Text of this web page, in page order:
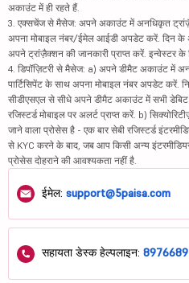
अकाउंट में ही रहते हैं.
3. एक्सचेंज से मैसेज: अपने अकाउंट में अनधिकृत
अपना मोबाइल नंबर/ईमेल आईडी अपडेट करें. दिन
अपने ट्रांज़ैक्शन की जानकारी प्राप्त करें. इन्वेस्टर के
4. डिपॉज़िटरी से मैसेज: a) अपने डीमैट अकाउंट में
पार्टिसिपेंट के साथ अपना मोबाइल नंबर अपडेट करें.
सीडीएसएल से सीधे अपने डीमैट अकाउंट में सभी
रजिस्टर्ड मोबाइल पर अलर्ट प्राप्त करें. b)
जाने वाला प्रोसेस है - एक बार सेबी रजिस्टर्ड
से KYC करने के बाद, जब आप किसी अन्य
प्रोसेस दोहराने की आवश्यकता नहीं है.
ईमेल: support@5paisa.com
सहायता डेस्क हेल्पलाइन: